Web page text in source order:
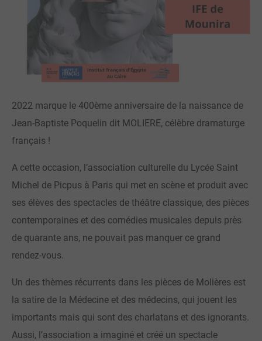
2022 marque le 400ème anniversaire de la naissance de
Jean-Baptiste Poquelin dit MOLIERE, célèbre dramaturge
français !
A cette occasion, l’association culturelle du Lycée Saint
Michel de Picpus à Paris qui met en scène et produit avec
ses élèves des spectacles de théâtre classique, des pièces
contemporaines et des comédies musicales depuis près
de quarante ans, ne pouvait pas manquer ce grand
rendez-vous.
Un des thèmes récurrents dans les pièces de Molières est
la satire de la Médecine et des médecins, qui jouent les
importants mais qui sont des charlatans et des ignorants.
Aussi, l’association a imaginé et créé un spectacle